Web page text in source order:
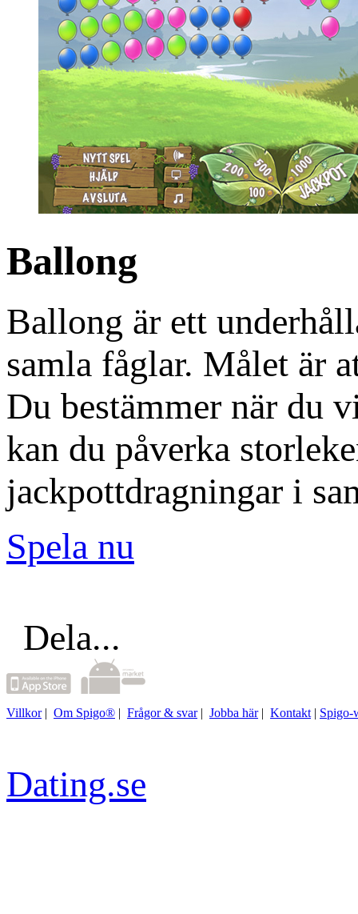
Ballong
Ballong är ett
samla fåglar. Målet är
Du bestämmer när du
kan du påverka
jackpottdragningar i
Spela nu
Dela...
Villkor| Om Spigo® | Frågor & svar| Jobba här| Kontakt | Spigo-
Dating.se